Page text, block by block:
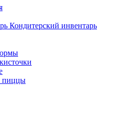
Кондитерский инвентарь
пиццы